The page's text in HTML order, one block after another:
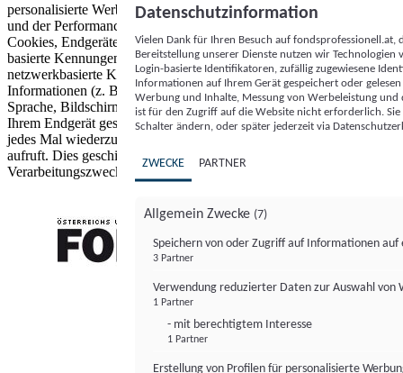
personalisierte Werbung und Inhalte, Messung von Werbeleistung
und der Performance von Inhalten sowie Zielgruppenforschung.
Cookies, Endgeräte- oder ähnliche Online-Kennungen (z. B. login-
basierte Kennungen, zufällig generierte Kennungen,
netzwerkbasierte Kennungen) können zusammen mit anderen
Informationen (z. B. Browsertyp und Browserinformationen,
Sprache, Bildschirmgröße, unterstützte Technologien usw.) auf
Ihrem Endgerät gespeichert oder von dort ausgelesen werden, um es
jedes Mal wiederzuerkennen, wenn es eine App oder einer Webseite
aufruft. Dies geschieht für einen oder mehrere der hier aufgeführten
Verarbeitungszwecke.
Datenschutzinformation
Vielen Dank für Ihren Besuch auf
Bereitstellung unserer Dienste nutzen wir Technologien
Login-basierte Identifikatoren, zufällig zugewiesene
Informationen auf Ihrem Gerät gespeichert oder
Werbung und Inhalte, Messung von Werbeleistung
ist für den Zugriff auf die Website nicht erforderlich.
Schalter ändern, oder später jederzeit via
ZWECKE PARTNER
Allgemein Zwecke (7)
Speichern von oder Zugriff auf Informationen auf
3 Partner
Verwendung reduzierter Daten zur Auswahl von
1 Partner
- mit berechtigtem Interesse
1 Partner
Erstellung von Profilen für personalisierte
FONDS professionell